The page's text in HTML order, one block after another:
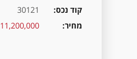
קוד נכס
30121
מחיר
11,200,000 ₪